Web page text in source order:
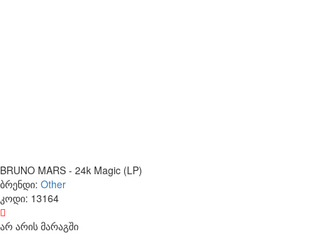
BRUNO MARS - 24k Magic (LP)
ბრენდი: Other
კოდი: 13164
არ არის მარაგში